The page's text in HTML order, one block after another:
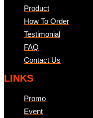
Product
How To Order
Testimonial
FAQ
Contact Us
LINKS
Promo
Event